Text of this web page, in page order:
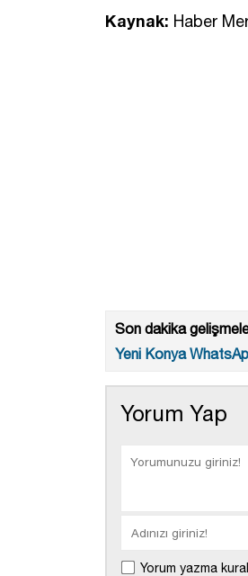
Kaynak: Haber
Son dakika
Yeni Konya
Yorum Yap
Yorum yazma